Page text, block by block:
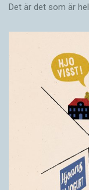
Det är det som är